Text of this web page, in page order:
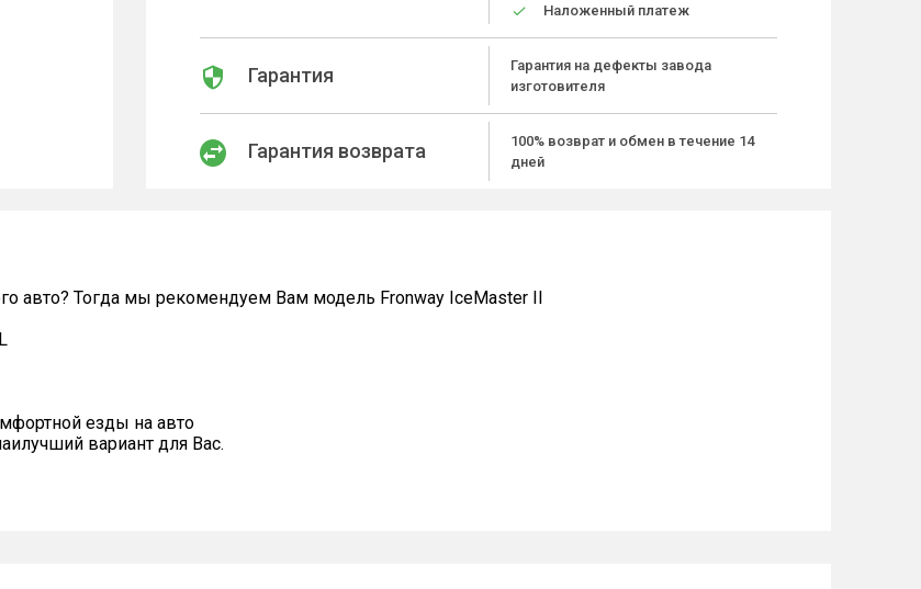
Наложенный платеж
Гарантия
Гарантия на дефекты завода
изготовителя
Гарантия возврата
100% возврат и обмен в течение 14
дней
авто? Тогда мы рекомендуем Вам модель Fronway IceMaster II
езды на авто
вариант для Вас.